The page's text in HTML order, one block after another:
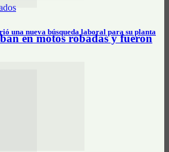
una nueva búsqueda laboral para su planta
en motos robadas y fueron